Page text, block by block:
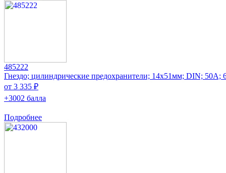
485222
Гнездо; цилиндрические предохранители; 14x51мм; DIN; 50А;
от 3 335 ₽
+3002 балла
Подробнее